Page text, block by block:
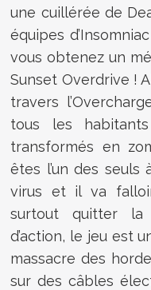
une cuillérée de
équipes
vous obtenez un
Sunset Overdrive !
travers
tous les
transformés en
êtes l’un des seuls
virus et il va
surtout quitter la
d’action, le jeu est
massacre des
sur des câbles